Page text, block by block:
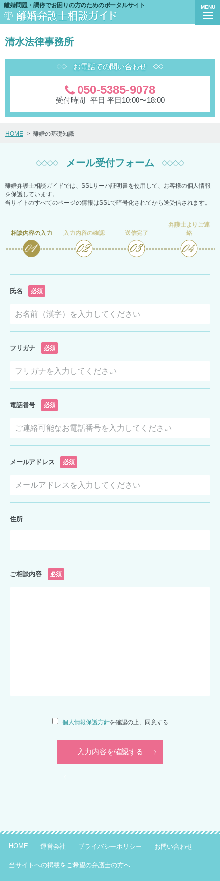
離婚問題・調停でお困りの方のためのポータルサイト MENU
清水法律事務所
お電話での問い合わせ
050-5385-9078
受付時間 平日 平日10:00〜18:00
HOME 離婚の基礎知識
メール受付フォーム
離婚弁護士相談ガイドでは、SSLサーバ証明書を使用して、お客様の個人情報
を保護しています。
当サイトのすべてのページの情報はSSLで暗号化されてから送受信されます。
相談内容の入力 入力内容の確認 送信完了
弁護士よりご連
絡
氏名 必須
フリガナ 必須
電話番号 必須
メールアドレス 必須
住所
ご相談内容 必須
個人情報保護方針を確認の上、同意する
HOME 運営会社 プライバシーポリシー お問い合わせ
当サイトへの掲載をご希望の弁護士の方へ